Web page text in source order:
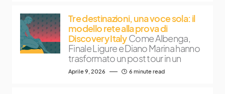
Tre destinazioni, una voce sola: il
modello rete alla prova di
Discovery Italy Come Albenga,
Finale Ligure e Diano Marina hanno
trasformato un post tour in un
Aprile 9, 2026 6 minute read